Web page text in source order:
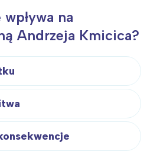
na
Andrzeja Kmicica?